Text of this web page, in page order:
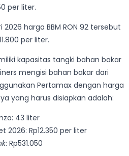
per liter.
harga BBM RON 92 tersebut
per liter.
kapasitas tangki bahan bakar
mengisi bahan bakar dari
Pertamax dengan harga
yang harus disiapkan adalah:
43 liter
2026: Rp12.350 per liter
: Rp531.050